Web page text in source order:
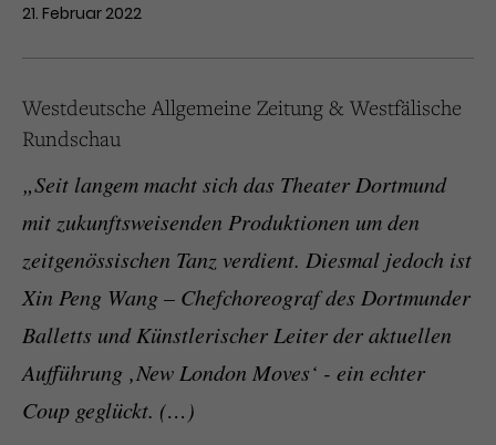
21. Februar 2022
Westdeutsche Allgemeine Zeitung & Westfälische
Rundschau
„Seit langem macht sich das Theater Dortmund
mit zukunftsweisenden Produktionen um den
zeitgenössischen Tanz verdient. Diesmal jedoch ist
Xin Peng Wang – Chefchoreograf des Dortmunder
Balletts und Künstlerischer Leiter der aktuellen
Aufführung ‚New London Moves‘ - ein echter
Coup geglückt. (…)